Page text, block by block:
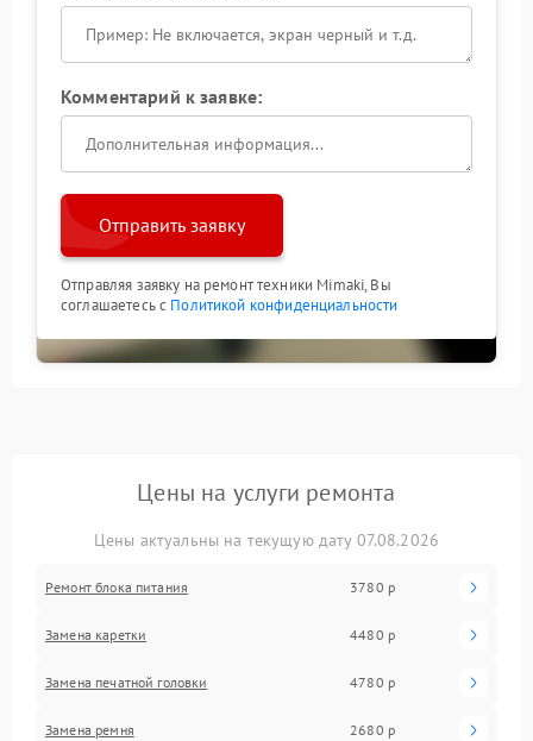
Комментарий к заявке:
Отправить заявку
Отправляя заявку на ремонт техники Mimaki, Вы
соглашаетесь с Политикой конфиденциальности
Цены на услуги ремонта
Цены актуальны на текущую дату 07.08.2026
Ремонт блока питания 3780 р
Замена каретки 4480 р
Замена печатной головки 4780 р
Замена ремня 2680 р